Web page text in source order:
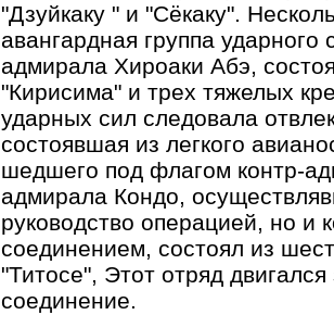
"Дзуйкаку " и "Сёкаку".
авангардная группа
адмирала Хироаки Абэ,
"Кирисима" и трех тяжелых
ударных сил следовала
состоявшая из легкого
шедшего под флагом кoнтp-
адмирала Кондо,
руководство операцией, но и
соединением, состоял из
"Титосе", Этот отряд
соединение.